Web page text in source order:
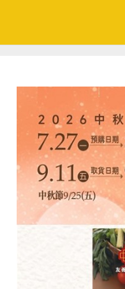
發與污染，引用來